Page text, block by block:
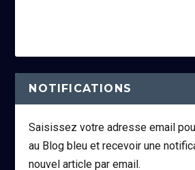
NOTIFICATIONS
Saisissez votre adresse email
au Blog bleu et recevoir une
nouvel article par email.